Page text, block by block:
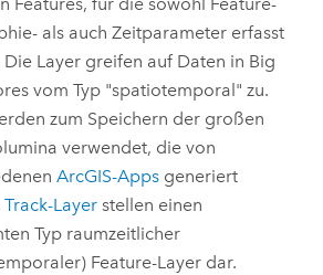
als auch Zeitparameter erfasst
Layer greifen auf Daten in Big
vom Typ "spatiotemporal" zu.
zum Speichern der großen
verwendet, die von
ArcGIS-Apps generiert
Track-Layer stellen einen
Typ raumzeitlicher
Feature-Layer dar.